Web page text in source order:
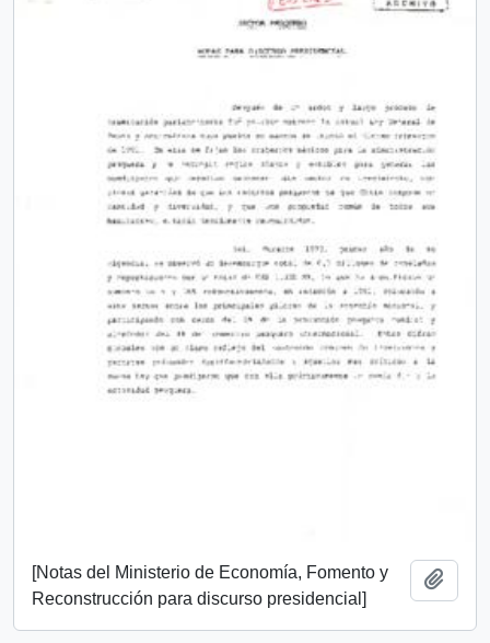
[Notas del Ministerio de Economía, Fomento y
Reconstrucción para discurso presidencial]